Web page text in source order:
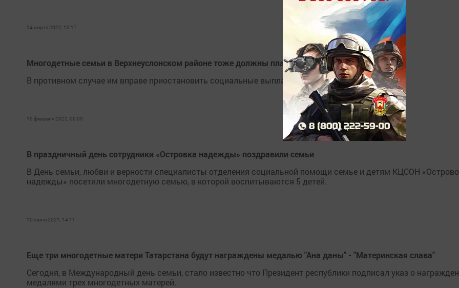
24 марта 2022, 15:17
Многодетные семьи в Верхнеуслонском районе тоже должны платить налоги
В противном случае им вправе приостановить социальные выплаты.
15 февраля 2022, 09:00
В праздничный день сотрудники «Островка надежды» поздравили семьи
В День семьи, любви и верности специалисты отделения социальной помощи семье и детям КЦСОН
надежды» посетили многодетную семью, в которой воспитываются 5 детей.
10 июля 2021, 14:11
Еще три многодетные матери Татарстана будут награждены медалью "Ана даны" - "Материнская слава"
Сегодня, в Международный день семьи, стало известно что Президент республики подписал указ о
медалями трех многодетных матерей.